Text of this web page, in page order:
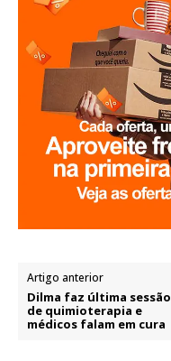
Artigo anterior
Dilma faz última sessão
de quimioterapia e
médicos falam em cura